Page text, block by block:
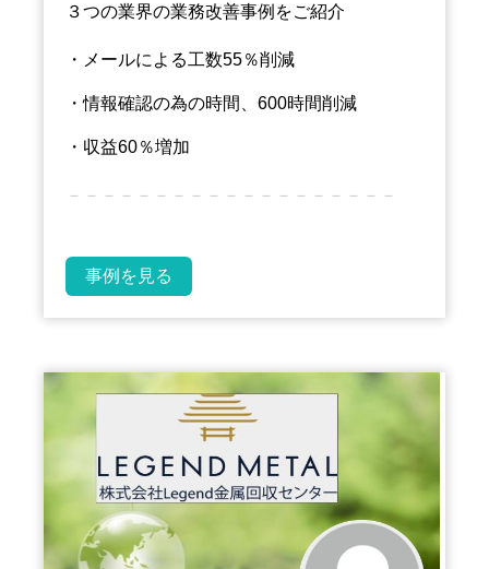
３つの業界の業務改善事例をご紹介
・メールによる工数55％削減
・情報確認の為の時間、600時間削減
・収益60％増加
－－－－－－－－－－－－－－－－－－－
事例を見る